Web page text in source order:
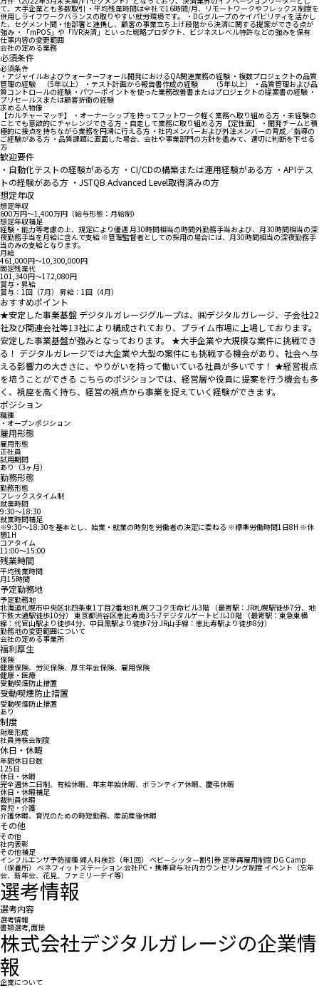
て、大手企業とも多数取引 ・平均残業時間は全社で16時間/月、リモートワークやフレックス制度を
併用しライフワークバランスの取りやすい就労環境です。 ・DGグループのケイパビリティを活かし
た、セグメント間・他部署と連携し、顧客の事業立ち上げ段階から決済に関する提案ができる点が
強み ・「mPOS」や「IVR決済」といった戦略プロダクト、ビジネスレベル特許などの強みを保有
仕事内容の変更範囲
会社の定める業務
必須条件
必須条件
・アジャイルおよびウォーターフォール開発におけるQA関連業務の経験 ・複数プロジェクトの品質
管理の経験 （5年以上） ・テスト計画から報告書作成の経験 （5年以上） ・品質管理および品
質コントロールの経験 ・パワーポイントを使った業務改善書またはプロジェクトの提案書の経験 ・
プリセールスまたは顧客折衝の経験
求める人物像
【カルチャーマッチ】 ・オーナーシップを持ってフットワーク軽く業務へ取り組める方 ・未経験の
ことでも意欲的にチャレンジできる方 ・自走して業務に取り組める方 【定性面】 ・開発チームと積
極的に接点を持ちながら業務を円滑に行える方 ・社内メンバーおよび外注メンバーの育成／指導の
ご経験がある方 ・品質課題に直面した場合、会社や事業部門の方針を鑑みて、適切に判断を下せる
方
歓迎要件
・自動化テストの経験がある方 ・CI/CDの構築または運用経験がある方 ・APIテス
トの経験がある方 ・JSTQB Advanced Level取得済みの方
想定年収
想定年収
600万円〜1,400万円（給与形態：月給制）
想定年収補足
経験・能力等考慮の上、規定により優遇 月30時間相当の時間外勤務手当および、月30時間相当の深
夜勤務手当を月給に含んで支給 ※管理監督者としての採用の場合には、月30時間相当の深夜勤務手
当のみの支給となります。
月給
461,000円〜10,300,000円
固定残業代
101,340円〜172,080円
賞与・昇給
賞与：1回（7月） 昇給：1回（4月）
おすすめポイント
★安定した事業基盤 デジタルガレージグループは、㈱デジタルガレージ、子会社22
社及び関連会社等13社により構成されており、プライム市場に上場しております。
安定した事業基盤が強みとなっております。 ★大手企業や大規模な案件に挑戦でき
る！ デジタルガレージでは大企業や大型の案件にも挑戦する機会があり、社会へ与
える影響力の大きさに、やりがいを持って働いている社員が多いです！ ★経営視点
を培うことができる こちらのポジションでは、経営層や役員に提案を行う機会も多
く、視座を高く持ち、経営の視点から事業を捉えていく経験ができます。
ポジション
職種
・オープンポジション
雇用形態
雇用形態
正社員
試用期間
あり（3ヶ月）
勤務形態
勤務形態
フレックスタイム制
就業時間
9:30〜18:30
就業時間補足
※9:30～18:30を基本とし、始業・就業の時刻を労働者の決定に委ねる ※標準労働時間1日8H ※休
憩1H
コアタイム
11:00〜15:00
残業時間
平均残業時間
月15時間
予定勤務地
予定勤務地
北海道札幌市中央区北四条東1丁目2番地3札幌フコク生命ビル3階 （最寄駅：JR札幌駅徒歩7分、地
下鉄大通駅徒歩10分） 東京都渋谷区恵比寿南3-5-7デジタルゲートビル10階 （最寄駅：東急東横
線：代官山駅より徒歩4分、中目黒駅より徒歩7分 JR山手線：恵比寿駅より徒歩8分）
勤務地の変更範囲について
会社の定める事業所
福利厚生
保険
健康保険、労災保険、厚生年金保険、雇用保険
健康・医療
受動喫煙防止措置
受動喫煙防止措置
受動喫煙防止措置
あり
制度
財産形成
社員持株会制度
休日・休暇
年間休日日数
125日
休日・休暇
完全週休二日制、有給休暇、年末年始休暇、ボランティア休暇、慶弔休暇
休日・休暇補足
裁判員休暇
育児・介護
介護休暇、育児のための時短勤務、産前産後休暇
その他
その他
社内表彰
その他補足
インフルエンザ予防接種 婦人科検診（年1回） ベビーシッター割引券 定年再雇用制度 DG Camp
（保養所） ベネフィットステーション 会社PC・携帯貸与 社内カウンセリング制度 イベント（忘年
会、新年会、花見、ファミリーデイ等）
選考情報
選考内容
選考情報
書類選考,面接
株式会社デジタルガレージの企業情
報
企業について